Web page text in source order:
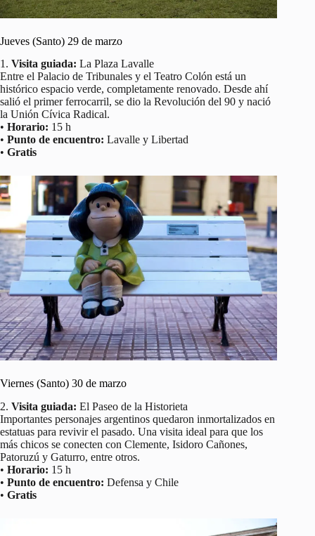
Jueves (Santo) 29 de marzo
1. Visita guiada: La Plaza Lavalle
Entre el Palacio de Tribunales y el Teatro Colón está un
histórico espacio verde, completamente renovado. Desde ahí
salió el primer ferrocarril, se dio la Revolución del 90 y nació
la Unión Cívica Radical.
• Horario: 15 h
• Punto de encuentro: Lavalle y Libertad
• Gratis
Viernes (Santo) 30 de marzo
2. Visita guiada: El Paseo de la Historieta
Importantes personajes argentinos quedaron inmortalizados en
estatuas para revivir el pasado. Una visita ideal para que los
más chicos se conecten con Clemente, Isidoro Cañones,
Patoruzú y Gaturro, entre otros.
• Horario: 15 h
• Punto de encuentro: Defensa y Chile
• Gratis